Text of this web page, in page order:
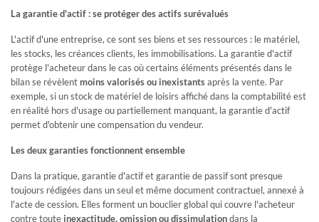
QUESTIONS FRÉQUENTES
RÉSEAUX SOCIAUX
Suivez GRAVITAO sur les réseaux sociaux
TROUVER MON INTERLOCUTEUR
La garantie d'actif : se protéger des actifs surévalués
L'actif d'une entreprise, ce sont ses biens et ses ressources : le matériel,
les stocks, les créances clients, les immobilisations. La garantie d'actif
protège l'acheteur dans le cas où certains éléments présentés dans le
bilan se révèlentmoins valorisés ou inexistantsaprès la vente. Par
exemple, si un stock de matériel de loisirs affiché dans la comptabilité est
en réalité hors d'usage ou partiellement manquant, la garantie d'actif
permet d'obtenir une compensation du vendeur.
Les deux garanties fonctionnent ensemble
Dans la pratique, garantie d'actif et garantie de passif sont presque
toujours rédigées dans un seul et même document contractuel, annexé à
l'acte de cession. Elles forment un bouclier global qui couvre l'acheteur
contre toute inexactitude, omission ou dissimulationdans la